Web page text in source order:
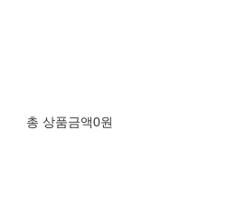
총 상품금액0원